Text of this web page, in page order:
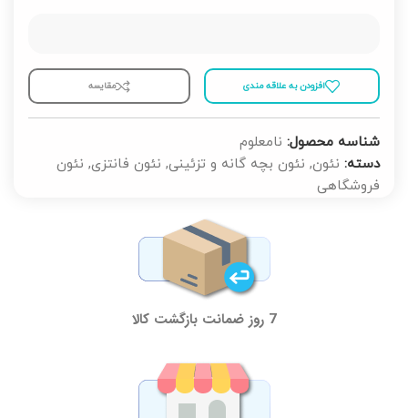
افزودن به علاقه مندی مقايسه
شناسه محصول: نامعلوم
دسته: نئون, نئون بچه گانه و تزئینی, نئون فانتزی, نئون
فروشگاهی
7 روز ضمانت بازگشت کالا